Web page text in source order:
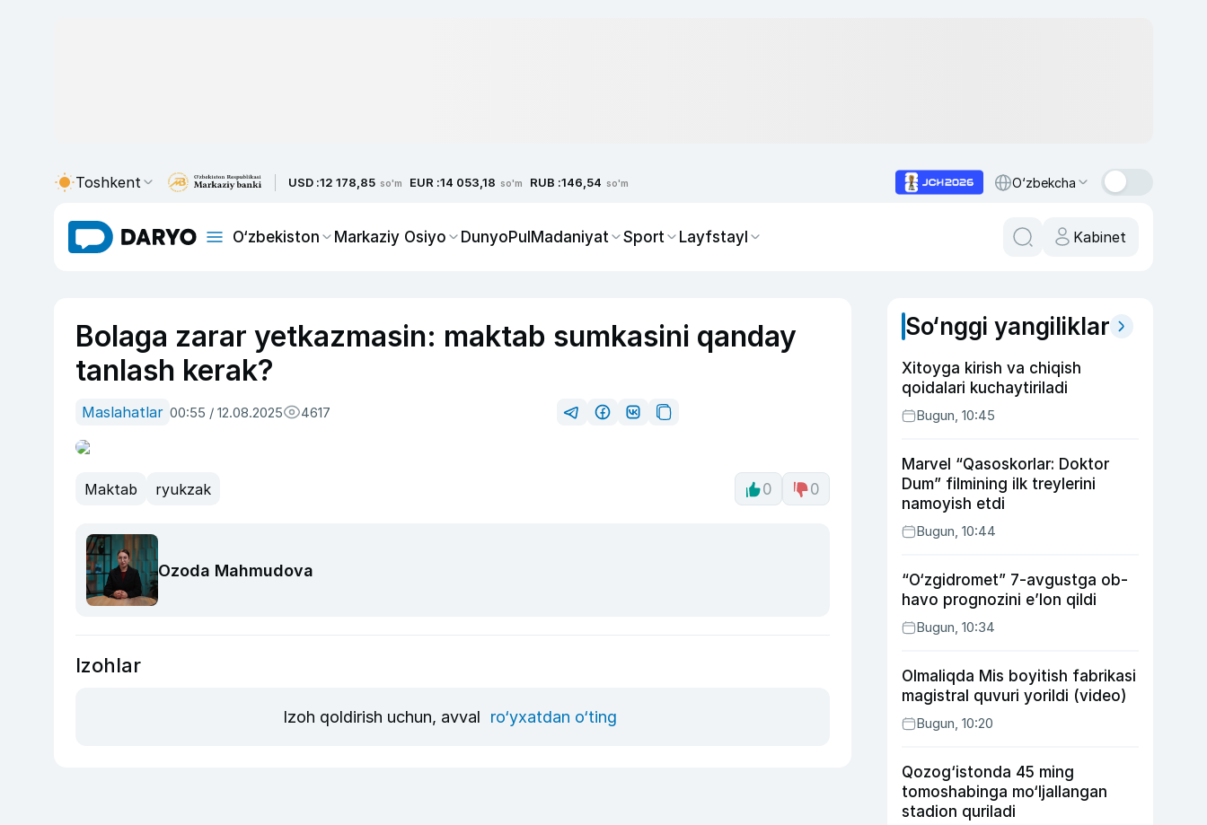
Toshkent USD :12 178,85 so'm EUR :14 053,18 so'm RUB :146,54 so'm O‘zbekcha
O‘zbekiston Markaziy Osiyo DunyoPulMadaniyat Sport Layfstayl Kabinet
Bolaga zarar yetkazmasin: maktab sumkasini qanday
tanlash kerak?
Maslahatlar 00:55 / 12.08.2025 4617
Maktab ryukzak 0 0
Ozoda Mahmudova
Izohlar
Izoh qoldirish uchun, avval ro‘yxatdan o‘ting
So‘nggi yangiliklar
Xitoyga kirish va chiqish
qoidalari kuchaytiriladi
Bugun, 10:45
Marvel “Qasoskorlar: Doktor
Dum” filmining ilk treylerini
namoyish etdi
Bugun, 10:44
“O‘zgidromet” 7-avgustga ob-
havo prognozini e’lon qildi
Bugun, 10:34
Olmaliqda Mis boyitish fabrikasi
magistral quvuri yorildi (video)
Bugun, 10:20
Qozog‘istonda 45 ming
tomoshabinga mo‘ljallangan
stadion quriladi